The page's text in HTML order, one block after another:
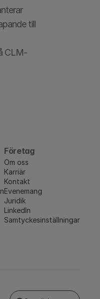
till
CLM-
Företag
Om oss
Karriär
Kontakt
Evenemang
Juridik
LinkedIn
Samtyckesinställningar
Select Language